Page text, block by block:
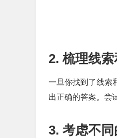
2. 梳理线
一旦你找到了线索
出正确的答案。尝
3. 考虑不